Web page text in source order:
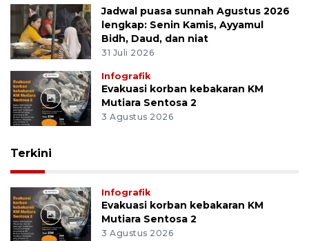
Jadwal puasa sunnah Agustus 2026
lengkap: Senin Kamis, Ayyamul
Bidh, Daud, dan niat
31 Juli 2026
Infografik
Evakuasi korban kebakaran KM
Mutiara Sentosa 2
3 Agustus 2026
Terkini
Infografik
Evakuasi korban kebakaran KM
Mutiara Sentosa 2
3 Agustus 2026